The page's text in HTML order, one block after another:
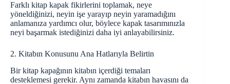
Farklı kitap kapak fikirlerini toplamak, neye
yöneldiğinizi, neyin işe yarayıp neyin yaramadığını
anlamanıza yardımcı olur, böylece kapak tasarımınızla
neyi başarmak istediğinizi daha iyi anlayabilirsiniz.
2. Kitabın Konusunu Ana Hatlarıyla Belirtin
Bir kitap kapağının kitabın içerdiği temaları
desteklemesi gerekir. Aynı zamanda kitabın havasını da